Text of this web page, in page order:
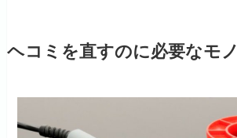
ヘコミを直すのに必要なモノ